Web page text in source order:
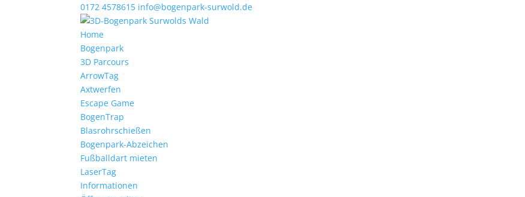
0172 4578615 info@bogenpark-surwold.de
Home
Bogenpark
3D Parcours
ArrowTag
Axtwerfen
Escape Game
BogenTrap
Blasrohrschießen
Bogenpark-Abzeichen
Fußballdart mieten
LaserTag
Informationen